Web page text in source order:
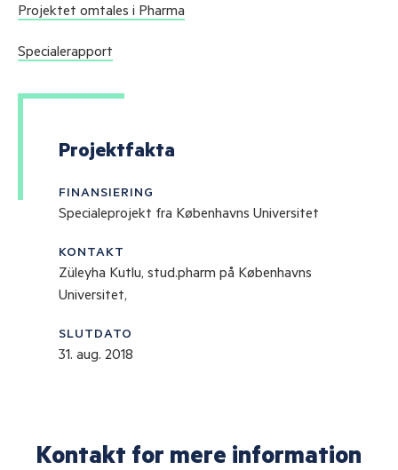
Projektet omtales i Pharma
Specialerapport
Projektfakta
FINANSIERING
Specialeprojekt fra Københavns Universitet
KONTAKT
Züleyha Kutlu, stud.pharm på Københavns
Universitet,
SLUTDATO
31. aug. 2018
Kontakt for mere information